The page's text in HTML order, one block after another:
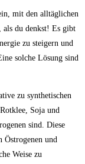
mit den alltäglichen
⁣als du ⁤denkst! Es gibt‌
zu steigern und
solche ⁤Lösung ⁢sind
zu synthetischen
Soja und
sind. Diese
Östrogenen und
Weise zu